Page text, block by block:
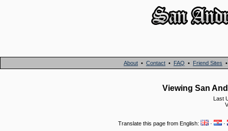
About • Contact • FAQ • Friend Sites
Viewing San
Last
Translate this page from English: · ·